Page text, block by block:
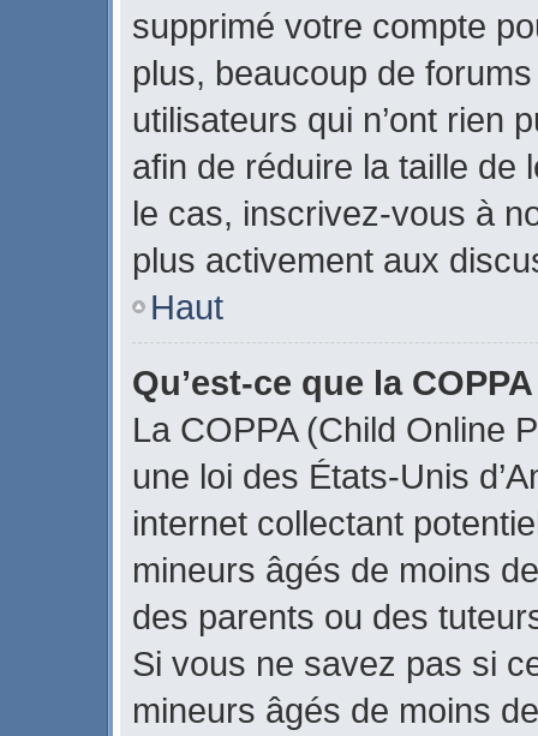
supprimé votre compte
plus, beaucoup de
utilisateurs qui n’ont rien
afin de réduire la taille de
le cas, inscrivez-vous à
plus activement aux
Haut
Qu’est-ce que la
La COPPA (Child Online
une loi des États-Unis
internet collectant
mineurs âgés de moins
des parents ou des
Si vous ne savez pas si
mineurs âgés de moins